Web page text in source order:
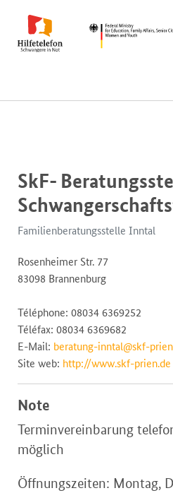
SkF-
Familienberatungsstelle Inntal
Rosenheimer Str. 77
83098 Brannenburg
Téléphone: 08034 6369252
Téléfax: 08034 6369682
E-Mail: beratung-inntal@skf-
Site web: http://www.skf-prien.de
Note
Terminvereinbarung
möglich
Öffnungszeiten: Montag,